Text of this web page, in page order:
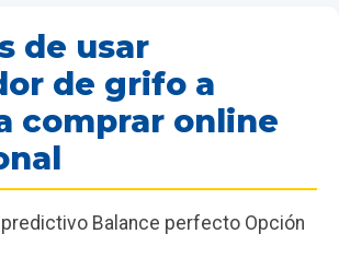
de usar
de grifo a
comprar online
Balance perfecto Opción